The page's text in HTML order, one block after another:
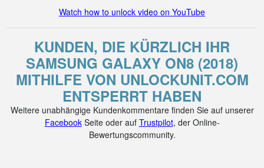
Watch how to unlock video on YouTube
KUNDEN, DIE KÜRZLICH IHR
SAMSUNG GALAXY ON8 (2018)
MITHILFE VON UNLOCKUNIT.COM
ENTSPERRT HABEN
Weitere unabhängige Kundenkommentare finden Sie auf unserer
FacebookSeite oder auf Trustpilot, der Online-
Bewertungscommunity.